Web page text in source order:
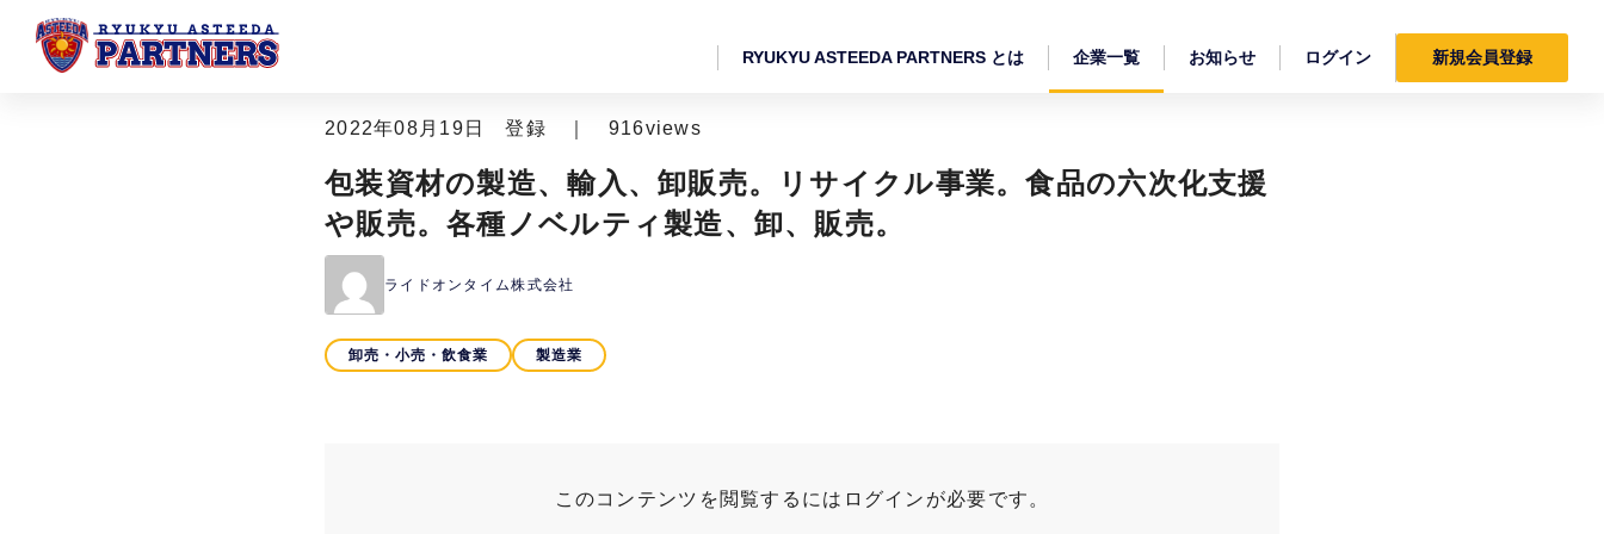
RYUKYU ASTEEDA PARTNERS とは 企業一覧 お知らせ ログイン 新規会員登録
2022年08月19日 登録 ｜ 916views
包装資材の製造、輸入、卸販売。リサイクル事業。食品の六次化支援
や販売。各種ノベルティ製造、卸、販売。
ライドオンタイム株式会社
卸売・小売・飲食業 製造業
このコンテンツを閲覧するにはログインが必要です。